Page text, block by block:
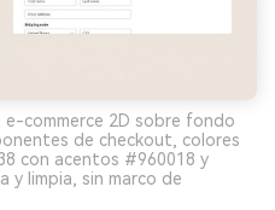
commerce 2D sobre fondo
de checkout, colores
con acentos #960018 y
y limpia, sin marco de